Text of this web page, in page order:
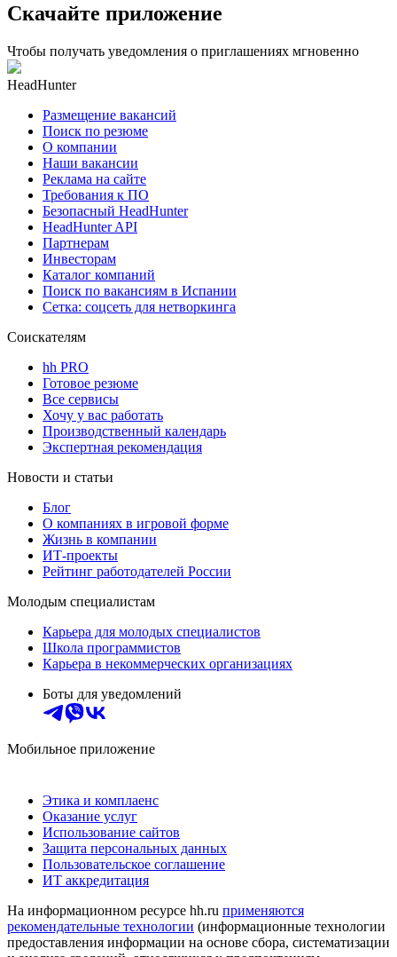
Скачайте приложение
Чтобы получать уведомления о приглашениях мгновенно
HeadHunter
Размещение вакансий
Поиск по резюме
О компании
Наши вакансии
Реклама на сайте
Требования к ПО
Безопасный HeadHunter
HeadHunter API
Партнерам
Инвесторам
Каталог компаний
Поиск по вакансиям в Испании
Сетка: соцсеть для нетворкинга
Соискателям
hh PRO
Готовое резюме
Все сервисы
Хочу у вас работать
Производственный календарь
Экспертная рекомендация
Новости и статьи
Блог
О компаниях в игровой форме
Жизнь в компании
ИТ-проекты
Рейтинг работодателей России
Молодым специалистам
Карьера для молодых специалистов
Школа программистов
Карьера в некоммерческих организациях
Боты для уведомлений
Мобильное приложение
Этика и комплаенс
Оказание услуг
Использование сайтов
Защита персональных данных
Пользовательское соглашение
ИТ аккредитация
На информационном ресурсе hh.ru применяются
рекомендательные технологии (информационные технологии
предоставления информации на основе сбора, систематизации